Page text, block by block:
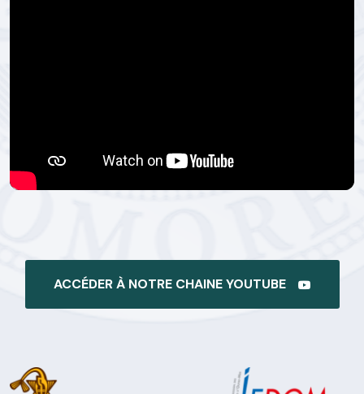
ACCÉDER À NOTRE CHAINE YOUTUBE